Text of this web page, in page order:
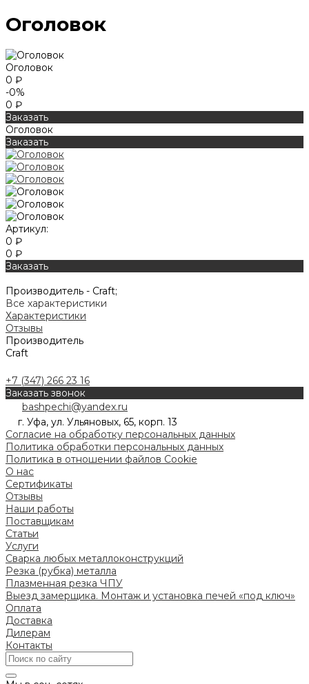
Оголовок
Оголовок
0 ₽
-0%
0 ₽
Заказать
Оголовок
Заказать
Артикул:
0 ₽
0 ₽
Заказать
Производитель - Craft;
Все характеристики
Характеристики
Отзывы
Производитель
Craft
+7 (347) 266 23 16
Заказать звонок
bashpechi@yandex.ru
г. Уфа, ул. Ульяновых, 65, корп. 13
Согласие на обработку персональных данных
Политика обработки персональных данных
Политика в отношении файлов Cookie
О нас
Сертификаты
Отзывы
Наши работы
Поставщикам
Статьи
Услуги
Сварка любых металлоконструкций
Резка (рубка) металла
Плазменная резка ЧПУ
Выезд замерщика. Монтаж и установка печей «под ключ»
Оплата
Доставка
Дилерам
Контакты